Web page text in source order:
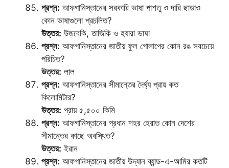
প্রশ্ন: আফগানিস্তানের সরকারি ভাষা পাশতু ও দারি ছাড়াও
কোন ভাষাগুলো প্রচলিত?
উত্তর: উজবেকি, তাজিকি ও হযারা ভাষা
প্রশ্ন: আফগানিস্তানের জাতীয় ফুল গোলাপের কোন রঙ সবচেয়ে
পরিচিত?
উত্তর: লাল
প্রশ্ন: আফগানিস্তানের সীমান্তের দৈর্ঘ্য প্রায় কত
কিলোমিটার?
উত্তর: প্রায় ৫,৫০০ কিমি
প্রশ্ন: আফগানিস্তানের প্রধান শহর হেরাত কোন দেশের
সীমান্তের কাছে অবস্থিত?
উত্তর: ইরান
প্রশ্ন: আফগানিস্তানের জাতীয় উদ্যান ব্যান্ড-এ-আমির কতটি